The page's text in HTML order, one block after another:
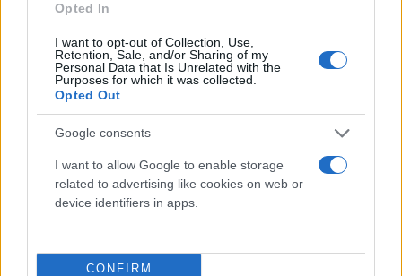
Opted In
I want to opt-out of Collection, Use,
Retention, Sale, and/or Sharing of my
Personal Data that Is Unrelated with the
Purposes for which it was collected.
Opted Out
Google consents
I want to allow Google to enable storage
related to advertising like cookies on web or
device identifiers in apps.
CONFIRM
(24' αυτ. Γκρίλο, 30' Άκπομ, 32', 42' Ζίβκοβιτς - 13'
Τομ Φαν Βέερτ, 54' Μπαρτόλο, 62' Ροσέρο, 82' Ζαν-
Πιερ Ρινέρ)
(7' Καρέλης - 17' αυτ. Μαλής, 61' πεν. Νέιρα)
ΑΕΚ - ΑΤΡΟΜΗΤΟΣ 3-0